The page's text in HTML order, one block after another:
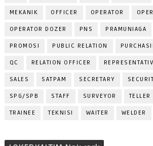
MEKANIK OFFICER OPERATOR
OPERATOR DOZER PNS PRAMUNIAGA
PROMOSI PUBLIC RELATION
QC RELATION OFFICER
SALES SATPAM SECRETARY
SPG/SPB STAFF SURVEYOR TELLER
TRAINEE TEKNISI WAITER WELDER